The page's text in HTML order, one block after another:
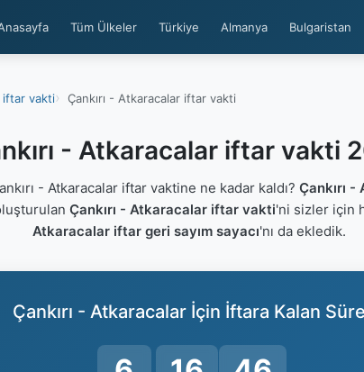
Tüm Ülkeler Türkiye Almanya Bulgaristan
iftar vakti Çankırı - Atkaracalar iftar vakti
- Atkaracalar iftar vakti
- Atkaracalar iftar vaktine ne kadar kaldı? Çankırı
Çankırı - Atkaracalar iftar vakti'ni sizler için
Atkaracalar iftar geri sayım sayacı'nı da ekledik.
Çankırı - Atkaracalar İçin İftara Kalan Süre